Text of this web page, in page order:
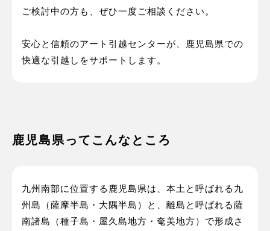
ご検討中の方も、ぜひ一度ご相談ください。
安心と信頼のアート引越センターが、鹿児島県での
快適な引越しをサポートします。
鹿児島県ってこんなところ
九州南部に位置する鹿児島県は、本土と呼ばれる九
州島（薩摩半島・大隅半島）と、離島と呼ばれる薩
南諸島（種子島・屋久島地方・奄美地方）で形成さ